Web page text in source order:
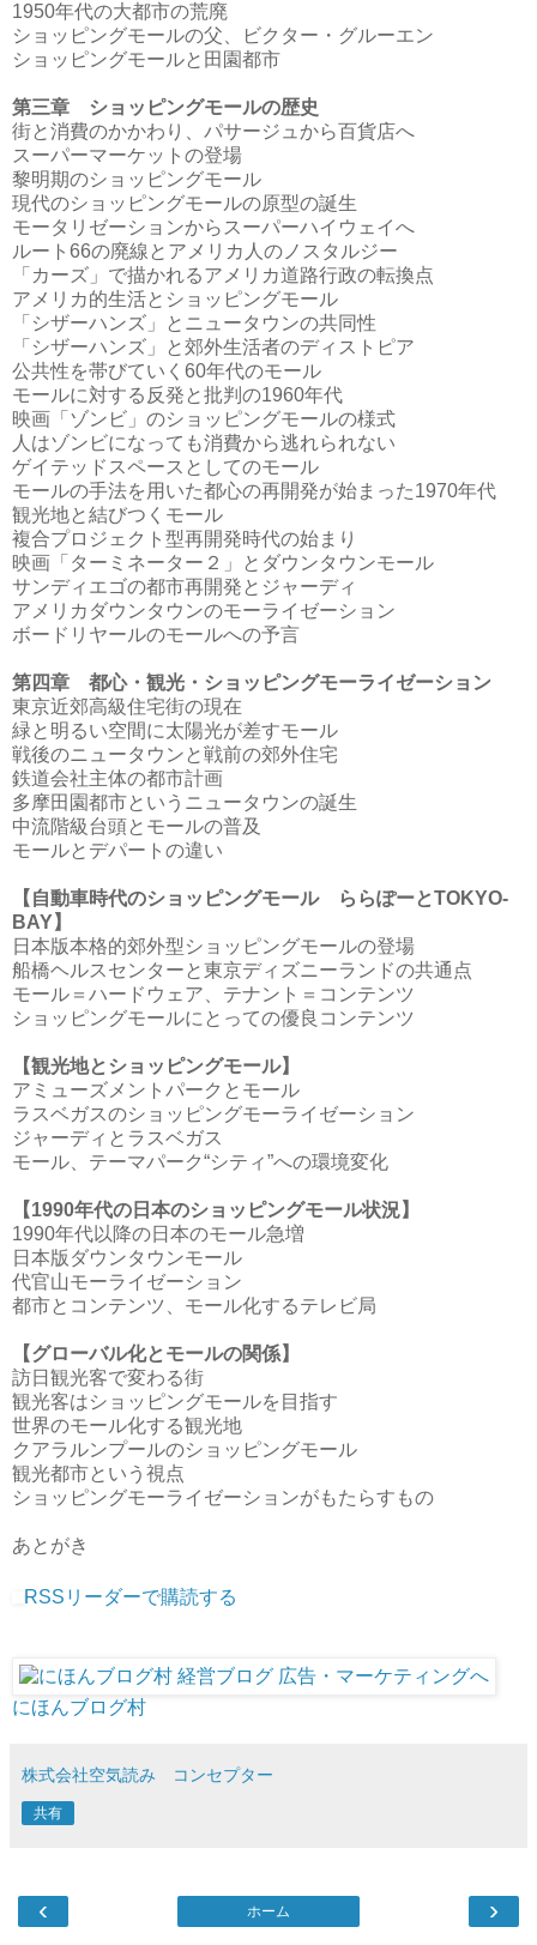
1950年代の大都市の荒廃
ショッピングモールの父、ビクター・グルーエン
ショッピングモールと田園都市
第三章 ショッピングモールの歴史
街と消費のかかわり、パサージュから百貨店へ
スーパーマーケットの登場
黎明期のショッピングモール
現代のショッピングモールの原型の誕生
モータリゼーションからスーパーハイウェイへ
ルート66の廃線とアメリカ人のノスタルジー
「カーズ」で描かれるアメリカ道路行政の転換点
アメリカ的生活とショッピングモール
「シザーハンズ」とニュータウンの共同性
「シザーハンズ」と郊外生活者のディストピア
公共性を帯びていく60年代のモール
モールに対する反発と批判の1960年代
映画「ゾンビ」のショッピングモールの様式
人はゾンビになっても消費から逃れられない
ゲイテッドスペースとしてのモール
モールの手法を用いた都心の再開発が始まった1970年代
観光地と結びつくモール
複合プロジェクト型再開発時代の始まり
映画「ターミネーター２」とダウンタウンモール
サンディエゴの都市再開発とジャーディ
アメリカダウンタウンのモーライゼーション
ボードリヤールのモールへの予言
第四章 都心・観光・ショッピングモーライゼーション
東京近郊高級住宅街の現在
緑と明るい空間に太陽光が差すモール
戦後のニュータウンと戦前の郊外住宅
鉄道会社主体の都市計画
多摩田園都市というニュータウンの誕生
中流階級台頭とモールの普及
モールとデパートの違い
【自動車時代のショッピングモール ららぽーとTOKYO-
BAY】
日本版本格的郊外型ショッピングモールの登場
船橋ヘルスセンターと東京ディズニーランドの共通点
モール＝ハードウェア、テナント＝コンテンツ
ショッピングモールにとっての優良コンテンツ
【観光地とショッピングモール】
アミューズメントパークとモール
ラスベガスのショッピングモーライゼーション
ジャーディとラスベガス
モール、テーマパーク“シティ”への環境変化
【1990年代の日本のショッピングモール状況】
1990年代以降の日本のモール急増
日本版ダウンタウンモール
代官山モーライゼーション
都市とコンテンツ、モール化するテレビ局
【グローバル化とモールの関係】
訪日観光客で変わる街
観光客はショッピングモールを目指す
世界のモール化する観光地
クアラルンプールのショッピングモール
観光都市という視点
ショッピングモーライゼーションがもたらすもの
あとがき
RSSリーダーで購読する
にほんブログ村
株式会社空気読み コンセプター
共有
‹ ›
ホーム